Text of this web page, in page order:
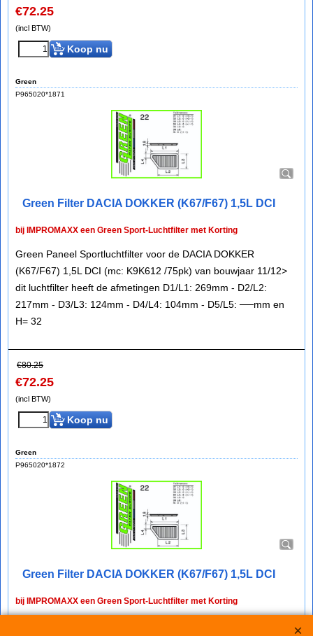
€72.25
(incl BTW)
Koop nu
Green
P965020*1871
Green Filter DACIA DOKKER (K67/F67) 1,5L DCI
bij IMPROMAXX een Green Sport-Luchtfilter met Korting
Green Paneel Sportluchtfilter voor de DACIA DOKKER
(K67/F67) 1,5L DCI (mc: K9K612 /75pk) van bouwjaar 11/12>
dit luchtfilter heeft de afmetingen D1/L1: 269mm - D2/L2:
217mm - D3/L3: 124mm - D4/L4: 104mm - D5/L5: ──mm en
H= 32
€80.25
€72.25
(incl BTW)
Koop nu
Green
P965020*1872
Green Filter DACIA DOKKER (K67/F67) 1,5L DCI
bij IMPROMAXX een Green Sport-Luchtfilter met Korting